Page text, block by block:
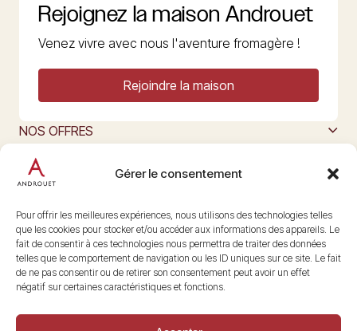
Gérer le consentement
Pour offrir les meilleures expériences, nous utilisons des technologies telles
que les cookies pour stocker et/ou accéder aux informations des appareils. Le
fait de consentir à ces technologies nous permettra de traiter des données
telles que le comportement de navigation ou les ID uniques sur ce site. Le fait
de ne pas consentir ou de retirer son consentement peut avoir un effet
négatif sur certaines caractéristiques et fonctions.
Rejoignez la maison Androuet
Venez vivre avec nous l'aventure fromagère !
Rejoindre la maison
NOS OFFRES
L’ART DU FROMAGE
Nous suivre
@maisonandrouet
Copyright © 2026 Androuet
Site parMake the Grade